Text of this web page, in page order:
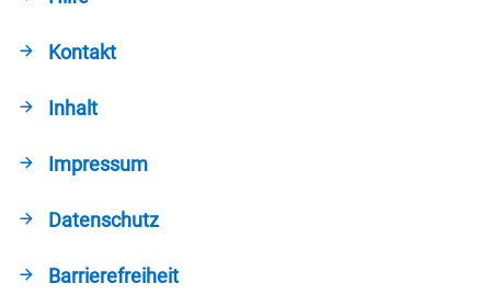
Kontakt
Inhalt
Impressum
Datenschutz
Barrierefreiheit